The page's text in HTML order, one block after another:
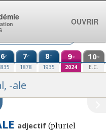
6e 7e
1878
8e
1935
9e
2024
10e
E.C.
-ale
adjectif (pluriel
OUVRIR